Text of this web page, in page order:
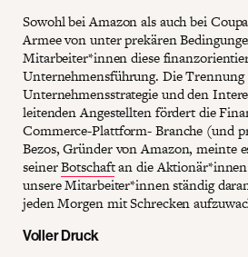
Sowohl bei Amazon als auch bei
Armee von unter prekären
Mitarbeiter*innen diese
Unternehmensführung. Die
Unternehmensstrategie und den
leitenden Angestellten fördert die
Commerce-Plattform- Branche (und
Bezos, Gründer von Amazon, meinte
seinerBotschaftan die
unsere Mitarbeiter*innen ständig
jeden Morgen mit Schrecken
Voller Druck